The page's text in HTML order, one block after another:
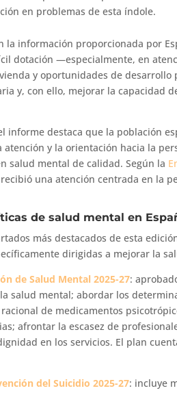
en problemas de esta índole.
la información proporcionada por
dotación —especialmente, en
y oportunidades de
y, con ello, mejorar la capacidad
informe destaca que la población
atención y la orientación hacia la
salud mental de calidad. Según la
una atención centrada en la
de salud mental en
más destacados de esta
dirigidas a mejorar la
de Salud Mental 2025-27:
salud mental; abordar los
de medicamentos
afrontar la escasez de
en los servicios. El plan
del Suicidio 2025-27: incluye